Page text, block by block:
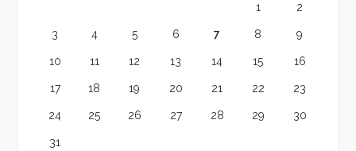
1 2
3 4 5 6 7 8 9
10 11 12 13 14 15 16
17 18 19 20 21 22 23
24 25 26 27 28 29 30
31